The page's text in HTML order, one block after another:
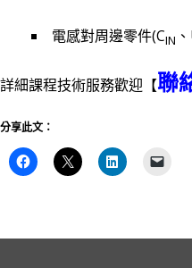
電感對周邊零件(CIN
詳細課程技術服務歡迎【聯
分享此文：